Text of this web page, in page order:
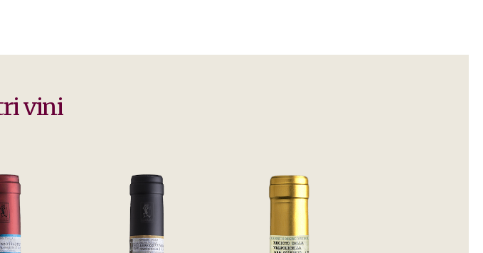
vini